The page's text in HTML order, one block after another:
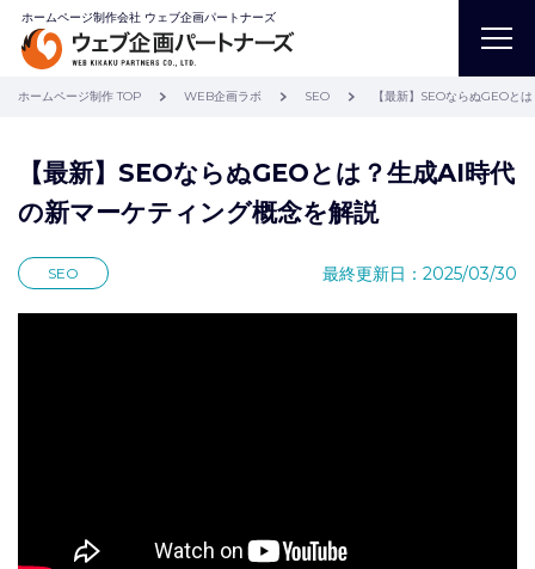
ホームページ制作会社 ウェブ企画パートナーズ
ホームページ制作 TOP WEB企画ラボ SEO 【最新】SEOならぬGEOと
【最新】SEOならぬGEOとは？生成AI時代
の新マーケティング概念を解説
SEO 最終更新日：2025/03/30